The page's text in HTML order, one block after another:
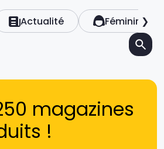
Actualité Féminin ❯
magazines
!